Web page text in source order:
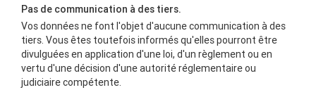
Pas de communication à des tiers.
Vos données ne font l'objet d'aucune communication à des
tiers. Vous êtes toutefois informés qu'elles pourront être
divulguées en application d'une loi, d'un règlement ou en
vertu d'une décision d'une autorité réglementaire ou
judiciaire compétente.